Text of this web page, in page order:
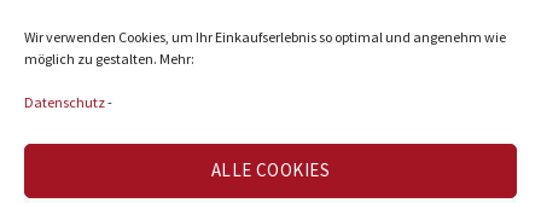
Wir verwenden Cookies, um Ihr Einkaufserlebnis so optimal und angenehm wie
möglich zu gestalten. Mehr:
Datenschutz-
ALLE COOKIES
Grow Lampen